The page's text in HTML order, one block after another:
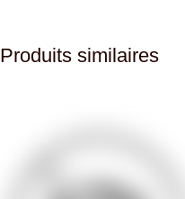
Produits similaires